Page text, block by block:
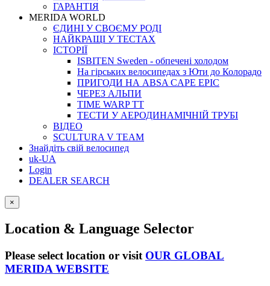
ГАРАНТIЯ
MERIDA WORLD
ЄДИНI У СВОЄМУ РОДI
НАЙКРАЩІ У ТЕСТАХ
ІСТОРІЇ
ISBITEN Sweden - обпечені холодом
На гірських велосипедах з Юти до Колорадо
ПРИГОДИ НА ABSA CAPE EPIC
ЧЕРЕЗ АЛЬПИ
TIME WARP TT
ТЕСТИ У АЕРОДИНАМІЧНІЙ ТРУБІ
ВІДЕО
SCULTURA V TEAM
Знайдіть свій велосипед
uk-UA
Login
DEALER SEARCH
×
Location & Language Selector
Please select location or visit OUR GLOBAL
MERIDA WEBSITE